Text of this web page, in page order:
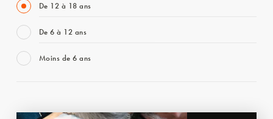
De 12 à 18 ans
De 6 à 12 ans
Moins de 6 ans